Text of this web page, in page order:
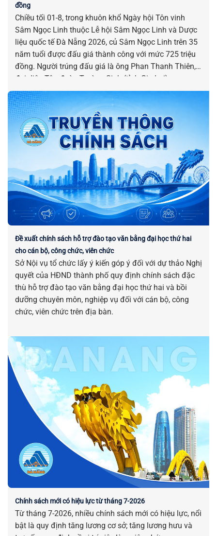
đồng
Chiều tối 01-8, trong khuôn khổ Ngày hội Tôn vinh
Sâm Ngọc Linh thuộc Lễ hội Sâm Ngọc Linh và Dược
liệu quốc tế Đà Nẵng 2026, củ Sâm Ngọc Linh trên 35
năm tuổi được đấu giá thành công với mức 725 triệu
đồng. Người trúng đấu giá là ông Phan Thanh Thiên,
đại diện Tập đoàn Trường Sinh (tỉnh Gia Lai).
Đề xuất chính sách hỗ trợ đào tạo văn bằng đại học thứ hai
cho cán bộ, công chức, viên chức
Sở Nội vụ tổ chức lấy ý kiến góp ý đối với dự thảo Nghị
quyết của HĐND thành phố quy định chính sách đặc
thù hỗ trợ đào tạo văn bằng đại học thứ hai và bồi
dưỡng chuyên môn, nghiệp vụ đối với cán bộ, công
chức, viên chức trên địa bàn.
Chính sách mới có hiệu lực từ tháng 7-2026
Từ tháng 7-2026, nhiều chính sách mới có hiệu lực, nổi
bật là quy định tăng lương cơ sở; tăng lương hưu và